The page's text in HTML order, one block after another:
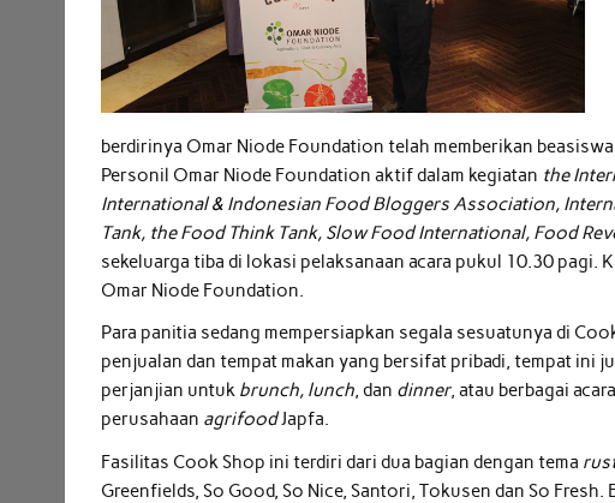
berdirinya Omar Niode Foundation telah memberikan
Personil Omar Niode Foundation aktif dalam kegiatan the
International & Indonesian Food Bloggers Association,
Tank, the Food Think Tank, Slow Food International, Food
sekeluarga tiba di lokasi pelaksanaan acara pukul 10.30 pagi.
Omar Niode Foundation.
Para panitia sedang mempersiapkan segala sesuatunya di
penjualan dan tempat makan yang bersifat pribadi, tempat ini
perjanjian untuk brunch, lunch, dan dinner, atau berbagai
perusahaan agrifoodJapfa.
Fasilitas Cook Shop ini terdiri dari dua bagian dengan tema
Greenfields, So Good, So Nice, Santori, Tokusen dan So